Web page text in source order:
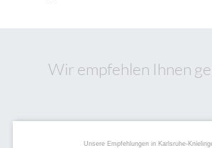
Wir empfehlen Ihnen
Unsere Empfehlungen in Karlsruhe-